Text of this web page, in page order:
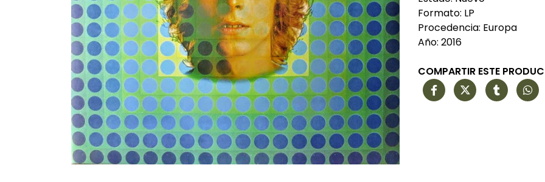
Formato: LP
Procedencia: Europa
Año: 2016
COMPARTIR ESTE